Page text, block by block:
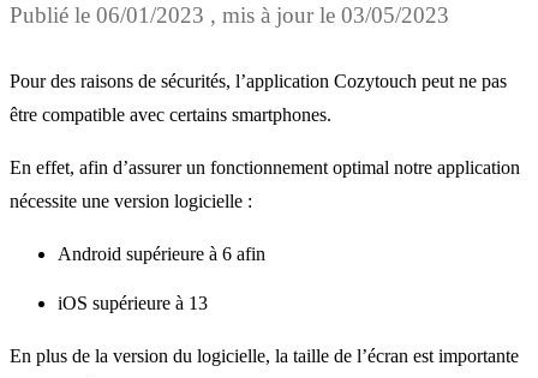
Publié le 06/01/2023 , mis à jour le 03/05/2023
Pour des raisons de sécurités, l’application Cozytouch peut ne pas
être compatible avec certains smartphones.
En effet, afin d’assurer un fonctionnement optimal notre application
nécessite une version logicielle :
Android supérieure à 6 afin
iOS supérieure à 13
En plus de la version du logicielle, la taille de l’écran est importante